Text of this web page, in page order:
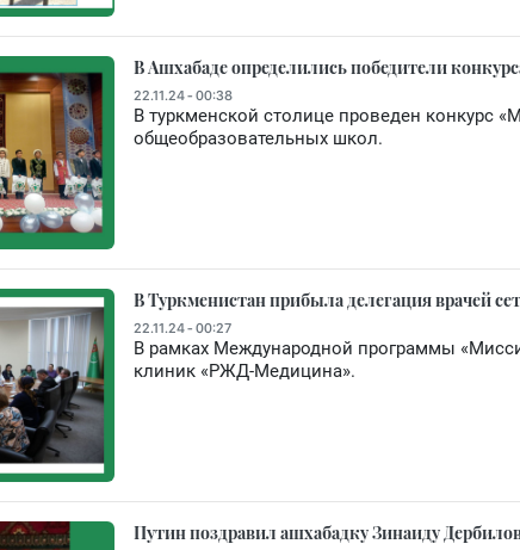
В Ашхабаде определились победители
22.11.24 - 00:38
В туркменской столице проведен конкурс
общеобразовательных школ.
В Туркменистан прибыла делегация врачей
22.11.24 - 00:27
В рамках Международной программы
клиник «РЖД-Медицина».
Путин поздравил ашхабадку Зинаиду